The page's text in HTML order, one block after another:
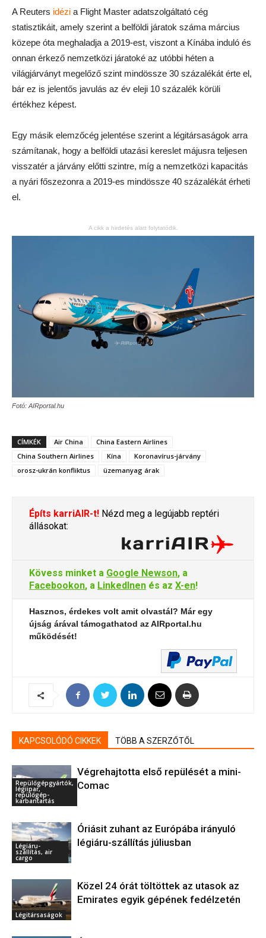
A Reuters idézi a Flight Master adatszolgáltató cég
statisztikáit, amely szerint a belföldi járatok száma március
közepe óta meghaladja a 2019-est, viszont a Kínába induló és
onnan érkező nemzetközi járatoké az utóbbi héten a
világjárványt megelőző szint mindössze 30 százalékát érte el,
bár ez is jelentős javulás az év eleji 10 százalék körüli
értékhez képest.
Egy másik elemzőcég jelentése szerint a légitársaságok arra
számítanak, hogy a belföldi utazási kereslet májusra teljesen
visszatér a járvány előtti szintre, míg a nemzetközi kapacitás
a nyári főszezonra a 2019-es mindössze 40 százalékát érheti
el.
A cikk a hirdetés alatt folytatódik.
Fotó: AIRportal.hu
CÍMKÉK Air China
China Eastern Airlines
China Southern Airlines
Kína
Koronavírus-járvány
orosz-ukrán konfliktus
üzemanyag árak
Építs karriAIR-t! Nézd meg a legújabb reptéri
állásokat:
Kövess minket a Google Newson, a
Facebookon, a LinkedInen és az X-en!
Hasznos, érdekes volt amit olvastál? Már egy
újság árával támogathatod az AIRportal.hu
működését!
KAPCSOLÓDÓ CIKKEK TÖBB A SZERZŐTŐL
Repülőgépgyártók,
légiipar,
repülőgép-
karbantartás
Végrehajtotta első repülését a mini-
Comac
Légiáru-
szállítás, air
cargo
Óriásit zuhant az Európába irányuló
légiáru-szállítás júliusban
Légitársaságok
Közel 24 órát töltöttek az utasok az
Emirates egyik gépének fedélzetén